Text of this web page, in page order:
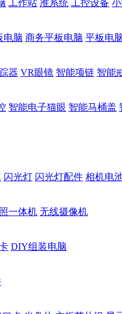
工作站 准系统 工控设备
电脑 商务平板电脑 平板电
器 VR眼镜 智能项链 智能
智能电子猫眼 智能马桶盖
闪光灯 闪光灯配件 相机电
一体机 无线摄像机
DIY组装电脑